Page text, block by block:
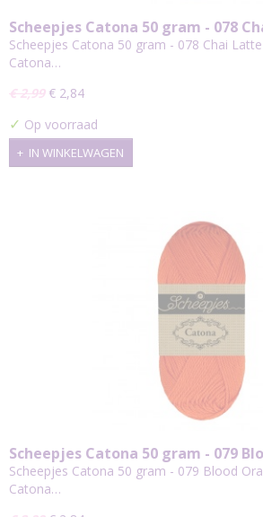
Scheepjes Catona 50 gram - 078
Scheepjes Catona 50 gram - 078 Chai
Catona…
€ 2,99 € 2,84
✓ Op voorraad
IN WINKELWAGEN
Scheepjes Catona 50 gram - 079
Scheepjes Catona 50 gram - 079 Blood
Catona…